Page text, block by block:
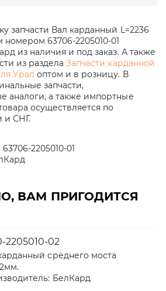
запчасти Вал карданный L=2236
63706-2205010-01
из наличия и под заказ. А также
из разделаЗапчасти карданной
Урал оптом и в розницу. В
запчасти,
аналоги, а также импортные
осуществляется по
и СНГ.
63706-2205010-01
ВАМ ПРИГОДИТСЯ
2205010-02
среднего моста
БелКард